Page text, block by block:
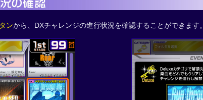
ンから、DXチャレンジの進行状況を確認することができます。